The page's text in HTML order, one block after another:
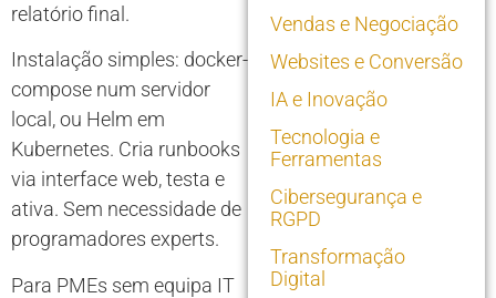
relatório final.
Instalação simples: docker-
compose num servidor
local, ou Helm em
Kubernetes. Cria runbooks
via interface web, testa e
ativa. Sem necessidade de
programadores experts.
Para PMEs sem equipa IT
Vendas e Negociação
Websites e Conversão
IA e Inovação
Tecnologia e
Ferramentas
Cibersegurança e
RGPD
Transformação
Digital